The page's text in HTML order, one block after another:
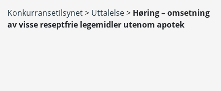
Konkurransetilsynet> Uttalelse> Høring – omsetning
av visse reseptfrie legemidler utenom apotek